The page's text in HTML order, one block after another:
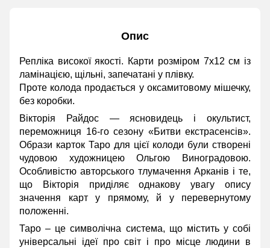
Опис
Репліка високої якості. Карти розміром 7х12 см із
ламінацією, щільні, запечатані у плівку.
Проте колода продається у оксамитовому мішечку,
без коробки.
Вікторія Райдос — ясновидець і окультист,
переможниця 16-го сезону «Битви екстрасенсів».
Образи карток Таро для цієї колоди були створені
чудовою художницею Ольгою Виноградовою.
Особливістю авторського тлумачення Арканів і те,
що Вікторія приділяє однакову увагу опису
значення карт у прямому, й у перевернутому
положенні.
Таро – це символічна система, що містить у собі
універсальні ідеї про світ і про місце людини в